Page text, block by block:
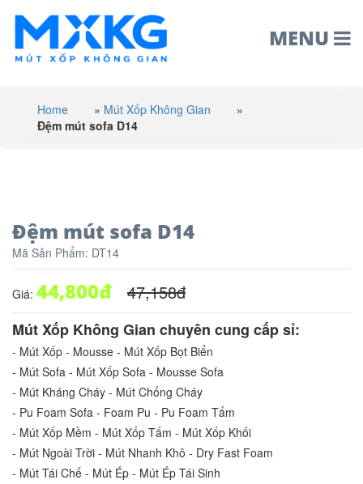
MENU
Home » Mút Xốp Không Gian
»
Đệm mút sofa D14
Đệm mút sofa D14
Mã Sản Phẩm: DT14
Giá: 44,800đ 47,158đ
Mút Xốp Không Gian chuyên cung cấp sỉ:
- Mút Xốp - Mousse - Mút Xốp Bọt Biển
- Mút Sofa - Mút Xốp Sofa - Mousse Sofa
- Mút Kháng Cháy - Mút Chống Cháy
- Pu Foam Sofa - Foam Pu - Pu Foam Tấm
- Mút Xốp Mềm - Mút Xốp Tấm - Mút Xốp Khối
- Mút Ngoài Trời - Mút Nhanh Khô - Dry Fast Foam
- Mút Tái Chế - Mút Ép - Mút Ép Tái Sinh